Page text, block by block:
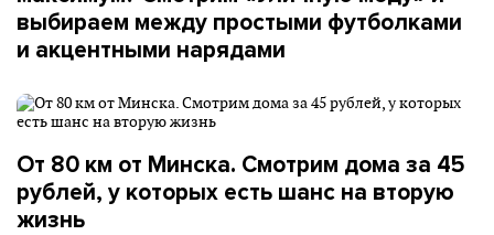
выбираем между простыми футболками
и акцентными нарядами
От 80 км от Минска. Смотрим дома за 45
рублей, у которых есть шанс на вторую
жизнь